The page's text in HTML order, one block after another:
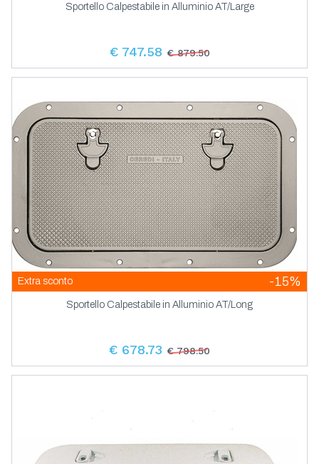
Sportello Calpestabile in Alluminio AT/Large
€ 747.58 € 879.50
Extra sconto -15%
Sportello Calpestabile in Alluminio AT/Long
€ 678.73 € 798.50